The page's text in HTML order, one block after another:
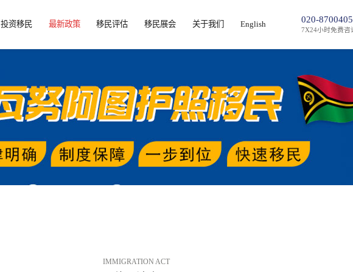
投资移民 最新政策 移民评估 移民展会 关于我们 English 020-
7X24小时免费咨
IMMIGRATION ACT